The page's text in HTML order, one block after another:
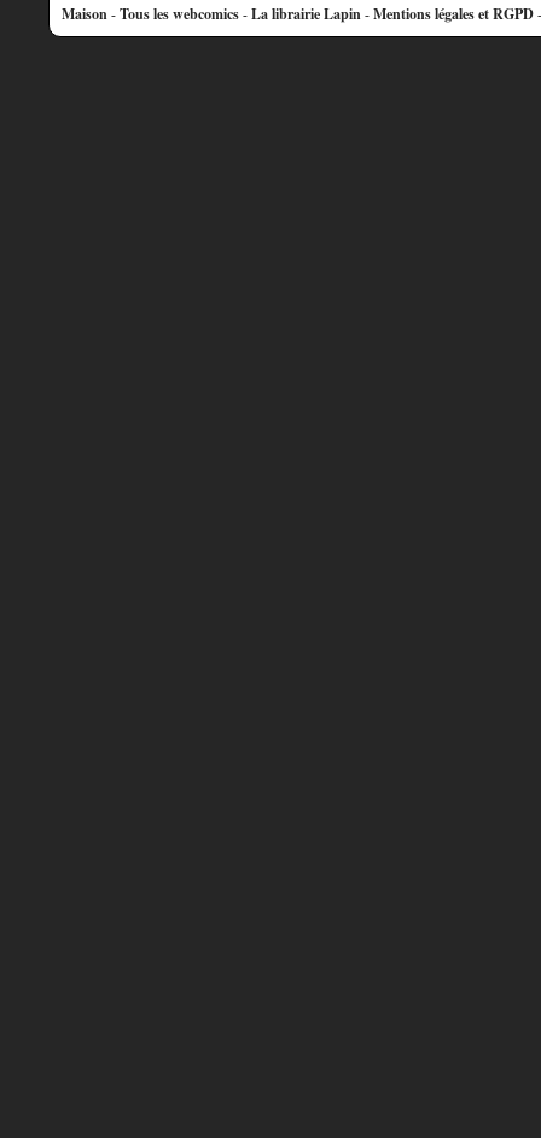
Maison-Tous les webcomics-La librairie Lapin-Mentions légales et RGPD